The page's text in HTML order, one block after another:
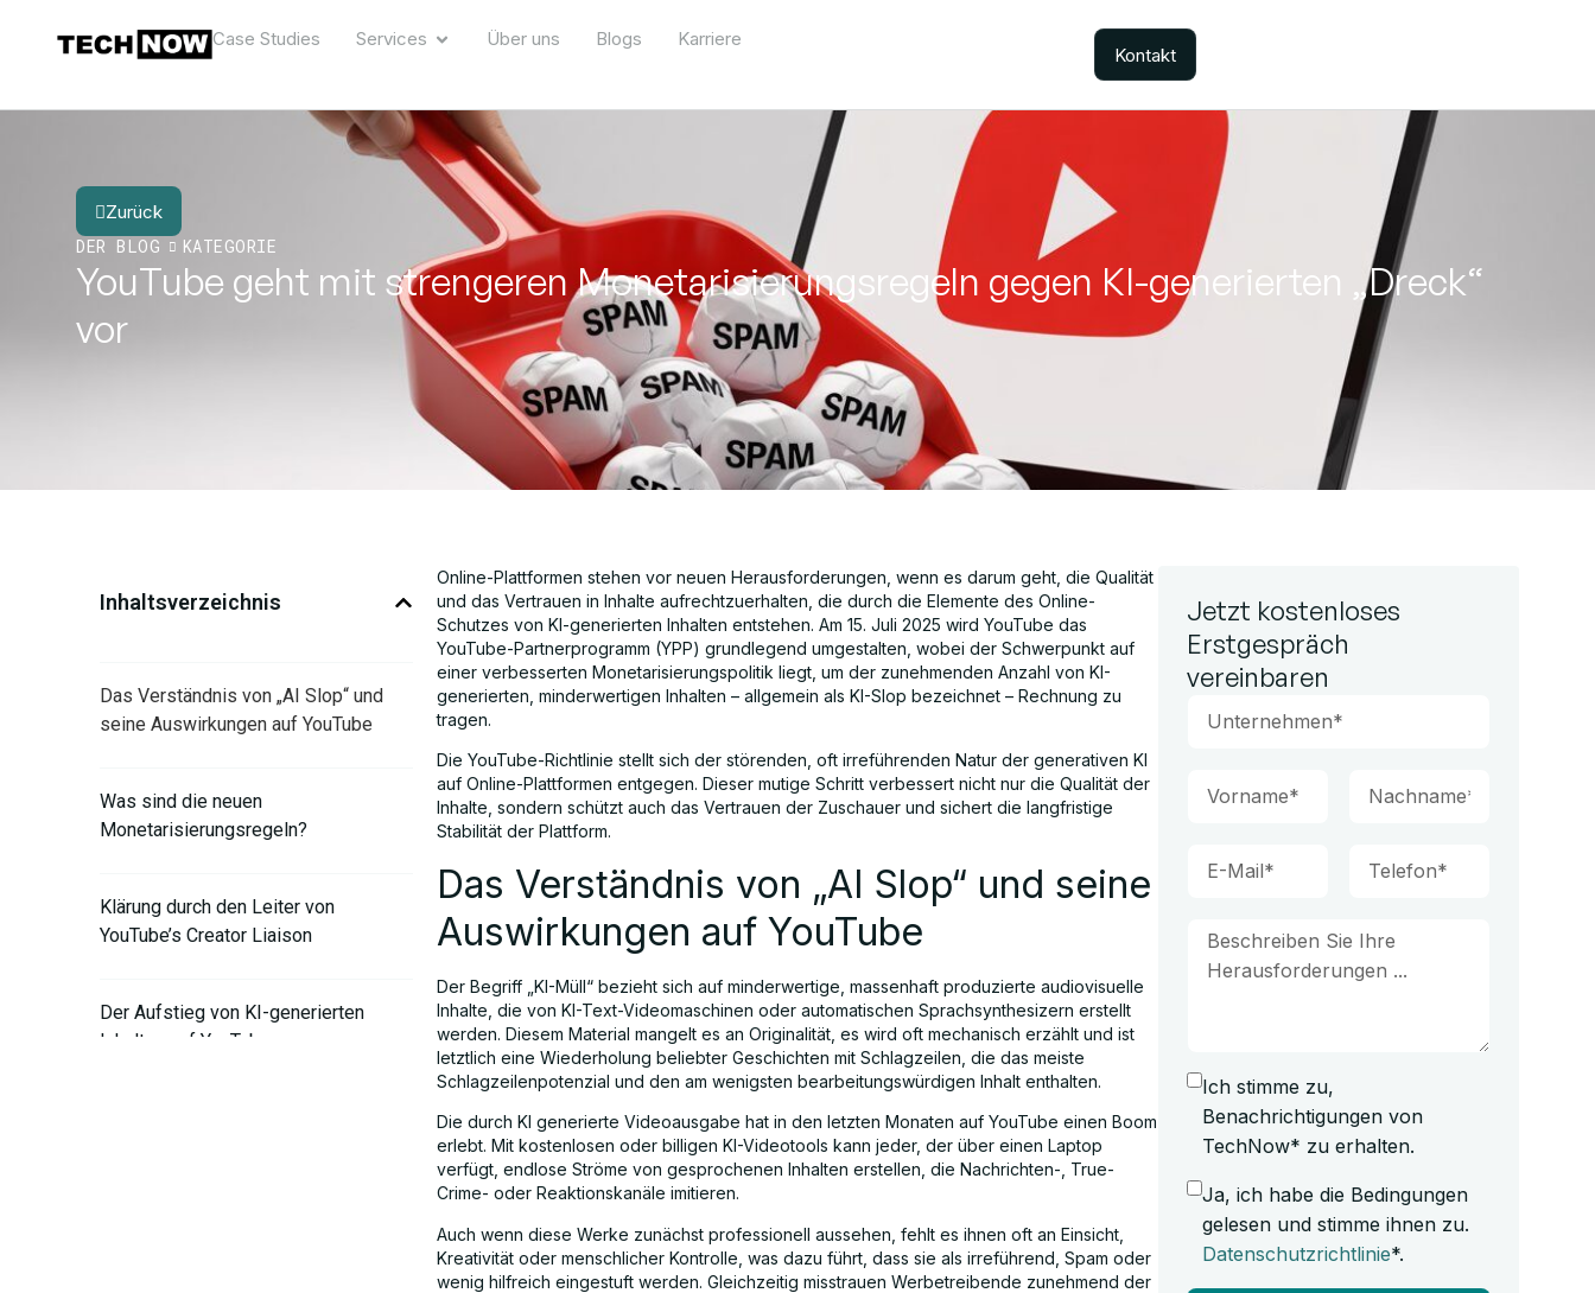
Case Studies Services Über uns Blogs Karriere
Kontakt
Zurück
DER BLOG
KATEGORIE
YouTube geht mit strengeren Monetarisierungsregeln gegen KI-generierten „Dreck“
vor
Inhaltsverzeichnis
Das Verständnis von „AI Slop“ und
seine Auswirkungen auf YouTube
Was sind die neuen
Monetarisierungsregeln?
Klärung durch den Leiter von
YouTube’s Creator Liaison
Der Aufstieg von KI-generierten
Inhalten auf YouTube
Online-Plattformen stehen vor neuen Herausforderungen, wenn es darum geht, die Qualität
und das Vertrauen in Inhalte aufrechtzuerhalten, die durch die Elemente des Online-
Schutzes von KI-generierten Inhalten entstehen. Am 15. Juli 2025 wird YouTube das
YouTube-Partnerprogramm (YPP) grundlegend umgestalten, wobei der Schwerpunkt auf
einer verbesserten Monetarisierungspolitik liegt, um der zunehmenden Anzahl von KI-
generierten, minderwertigen Inhalten – allgemein als KI-Slop bezeichnet – Rechnung zu
tragen.
Die YouTube-Richtlinie stellt sich der störenden, oft irreführenden Natur der generativen KI
auf Online-Plattformen entgegen. Dieser mutige Schritt verbessert nicht nur die Qualität der
Inhalte, sondern schützt auch das Vertrauen der Zuschauer und sichert die langfristige
Stabilität der Plattform.
Das Verständnis von „AI Slop“ und seine
Auswirkungen auf YouTube
Der Begriff „KI-Müll“ bezieht sich auf minderwertige, massenhaft produzierte audiovisuelle
Inhalte, die von KI-Text-Videomaschinen oder automatischen Sprachsynthesizern erstellt
werden. Diesem Material mangelt es an Originalität, es wird oft mechanisch erzählt und ist
letztlich eine Wiederholung beliebter Geschichten mit Schlagzeilen, die das meiste
Schlagzeilenpotenzial und den am wenigsten bearbeitungswürdigen Inhalt enthalten.
Die durch KI generierte Videoausgabe hat in den letzten Monaten auf YouTube einen Boom
erlebt. Mit kostenlosen oder billigen KI-Videotools kann jeder, der über einen Laptop
verfügt, endlose Ströme von gesprochenen Inhalten erstellen, die Nachrichten-, True-
Crime- oder Reaktionskanäle imitieren.
Auch wenn diese Werke zunächst professionell aussehen, fehlt es ihnen oft an Einsicht,
Kreativität oder menschlicher Kontrolle, was dazu führt, dass sie als irreführend, Spam oder
wenig hilfreich eingestuft werden. Gleichzeitig misstrauen Werbetreibende zunehmend der
Jetzt kostenloses
Erstgespräch
vereinbaren
Ich stimme zu,
Benachrichtigungen von
TechNow* zu erhalten.
Ja, ich habe die Bedingungen
gelesen und stimme ihnen zu.
Datenschutzrichtlinie*.